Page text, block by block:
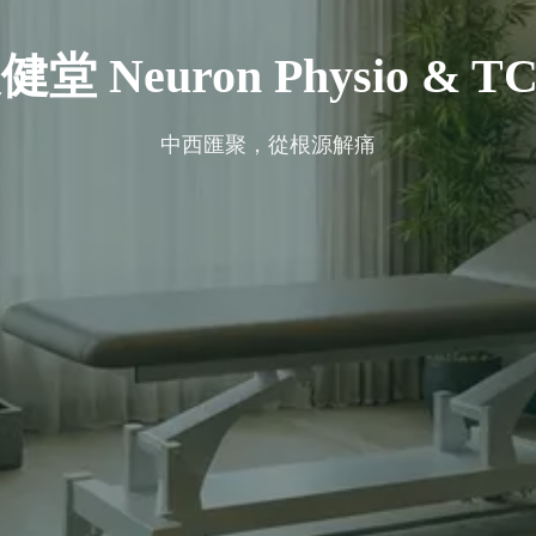
堂 Neuron Physio &
中西匯聚，從根源解痛